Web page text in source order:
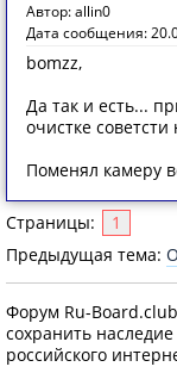
Автор: allin0
Дата сообщения:
bomzz,
Да так и есть...
очистке
Поменял камеру
Страницы:
1
Предыдущая тема:
Форум Ru-
сохранить
российского